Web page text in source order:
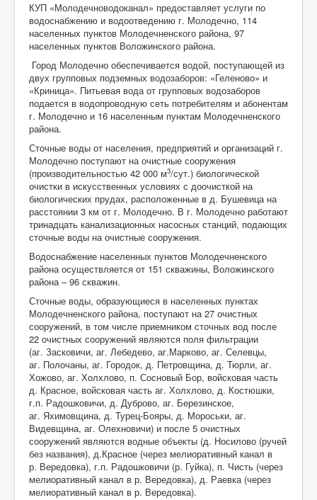
КУП «Молодечноводоканал» предоставляет услуги по
водоснабжению и водоотведению г. Молодечно, 114
населенных пунктов Молодечненского района, 97
населенных пунктов Воложинского района.
Город Молодечно обеспечивается водой, поступающей из
двух групповых подземных водозаборов: «Геленово» и
«Криница». Питьевая вода от групповых водозаборов
подается в водопроводную сеть потребителям и абонентам
г. Молодечно и 16 населенным пунктам Молодечненского
района.
Сточные воды от населения, предприятий и организаций г.
Молодечно поступают на очистные сооружения
(производительностью 42 000 м3/сут.) биологической
очистки в искусственных условиях с доочисткой на
биологических прудах, расположенные в д. Бушевица на
расстоянии 3 км от г. Молодечно. В г. Молодечно работают
тринадцать канализационных насосных станций, подающих
сточные воды на очистные сооружения.
Водоснабжение населенных пунктов Молодечненского
района осуществляется от 151 скважины, Воложинского
района – 96 скважин.
Сточные воды, образующиеся в населенных пунктах
Молодечненского района, поступают на 27 очистных
сооружений, в том числе приемником сточных вод после
22 очистных сооружений являются поля фильтрации
(аг. Засковичи, аг. Лебедево, аг.Марково, аг. Селевцы,
аг. Полочаны, аг. Городок, д. Петровщина, д. Тюрли, аг.
Хожово, аг. Холхлово, п. Сосновый Бор, войсковая часть
д. Красное, войсковая часть аг. Холхлово, д. Костюшки,
г.п. Радошковичи, д. Дуброво, аг. Березинское,
аг. Яхимовщина, д. Турец-Бояры, д. Мороськи, аг.
Видевщина, аг. Олехновичи) и после 5 очистных
сооружений являются водные объекты (д. Носилово (ручей
без названия), д.Красное (через мелиоративный канал в
р. Вередовка), г.п. Радошковичи (р. Гуйка), п. Чисть (через
мелиоративный канал в р. Вередовка), д. Раевка (через
мелиоративный канал в р. Вередовка).